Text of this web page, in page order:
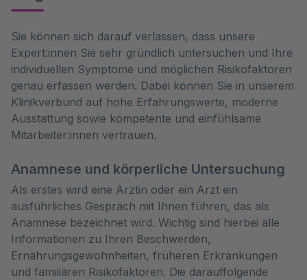
Sie können sich darauf verlassen, dass unsere
Expert:innen Sie sehr gründlich untersuchen und Ihre
individuellen Symptome und möglichen Risikofaktoren
genau erfassen werden. Dabei können Sie in unserem
Klinikverbund auf hohe Erfahrungswerte, moderne
Ausstattung sowie kompetente und einfühlsame
Mitarbeiter:innen vertrauen.
Anamnese und körperliche Untersuchung
Als erstes wird eine Ärztin oder ein Arzt ein
ausführliches Gespräch mit Ihnen führen, das als
Anamnese bezeichnet wird. Wichtig sind hierbei alle
Informationen zu Ihren Beschwerden,
Ernährungsgewohnheiten, früheren Erkrankungen
und familiären Risikofaktoren. Die darauffolgende